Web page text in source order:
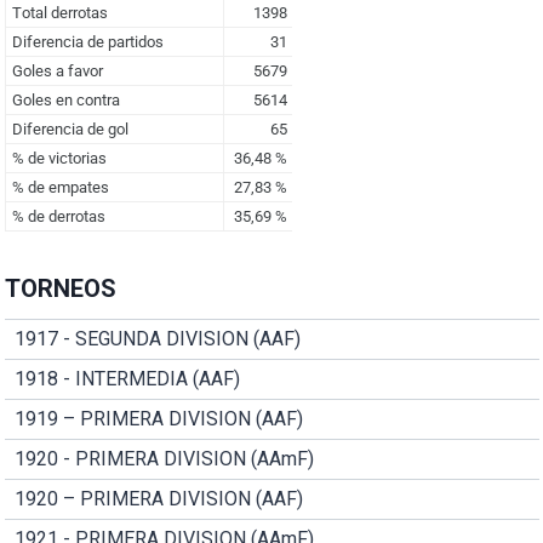
TORNEOS
1917 - SEGUNDA DIVISION (AAF)
1918 - INTERMEDIA (AAF)
1919 – PRIMERA DIVISION (AAF)
1920 - PRIMERA DIVISION (AAmF)
1920 – PRIMERA DIVISION (AAF)